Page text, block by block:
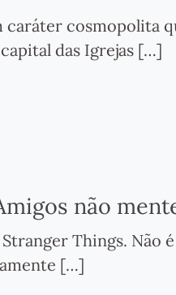
caráter cosmopolita
das Igrejas[…]
não
Things. Não
[…]